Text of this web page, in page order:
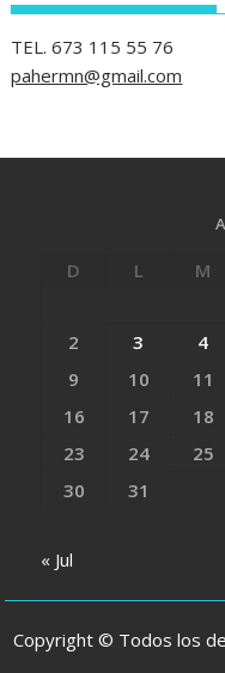
TEL. 673 115 55 76
pahermn@gmail.com
D L M
2
3 4
9
10 11
16
17 18
23
24 25
30
31
« Jul
Copyright © Todos los